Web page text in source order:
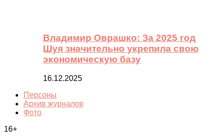
Владимир Оврашко: За 2025 год
Шуя значительно укрепила свою
экономическую базу
16.12.2025
Персоны
Архив журналов
Фото
16+